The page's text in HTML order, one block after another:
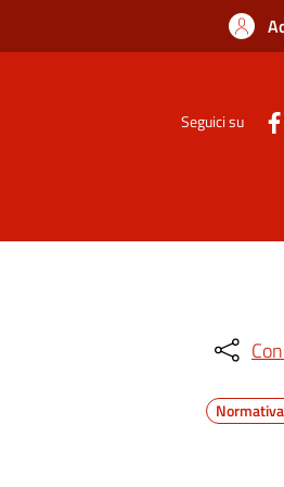
Seguici su